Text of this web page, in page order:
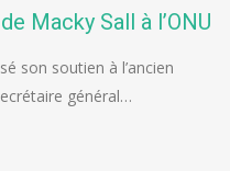
Macky Sall à l’ONU
son soutien à l’ancien
général…